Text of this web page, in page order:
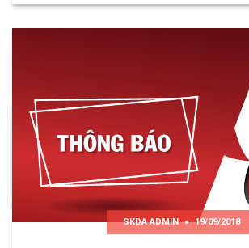
SKDA ADMIN 19/09/2018